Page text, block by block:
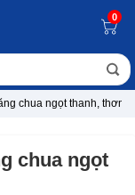
0
chua ngọt thanh, thơm
chua ngọt